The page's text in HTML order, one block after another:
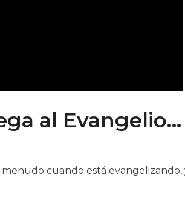
al Evangelio…
cuando está evangelizando,